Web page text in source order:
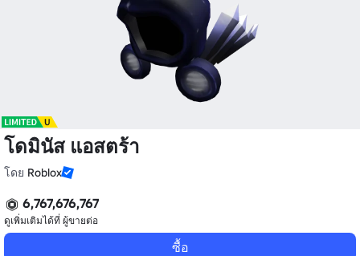
โดมินัส แอสตร้า
โดย Roblox
6,767,676,767
ดูเพิ่มเติมได้ที่ ผู้ขายต่อ
ซื้อ